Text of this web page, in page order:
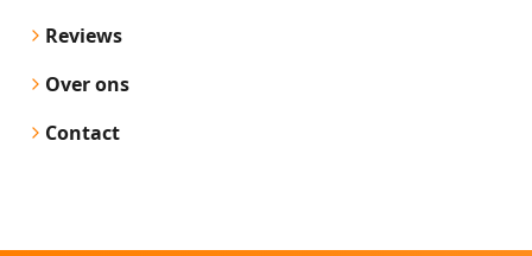
Reviews
Over ons
Contact